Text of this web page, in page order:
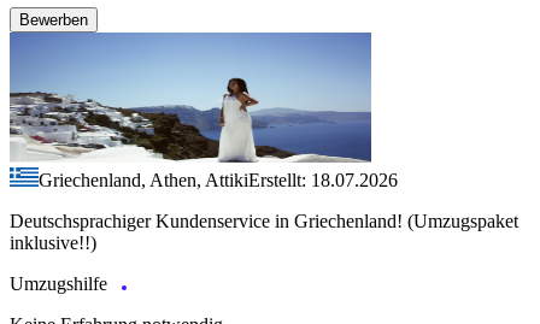
Bewerben
Griechenland, Athen, AttikiErstellt: 18.07.2026
Deutschsprachiger Kundenservice in Griechenland! (Umzugspaket
inklusive!!)
Umzugshilfe